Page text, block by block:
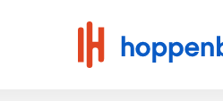
Hoppenbrouwers
Waar